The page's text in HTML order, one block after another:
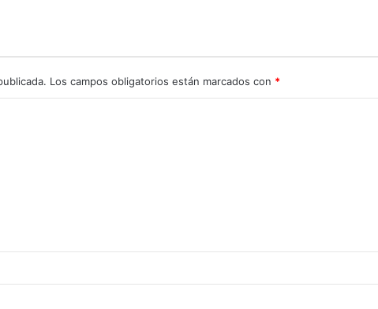
Los campos obligatorios están marcados con *